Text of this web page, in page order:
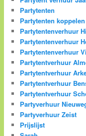
Partytenten
Partytenten koppelen
Partytentenverhuur
Partytentenverhuur
Partytentenverhuur
Partytentverhuur
Partytentverhuur
Partytentverhuur
Partytentverhuur
Partyverhuur
Partyverhuur Zeist
Prijslijst